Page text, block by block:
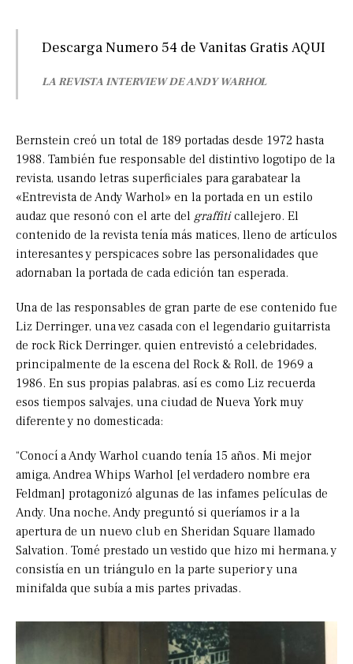
Descarga Numero 54 de Vanitas Gratis AQUI
LA REVISTA INTERVIEW DE ANDY WARHOL
Bernstein creó un total de 189 portadas desde 1972 hasta
1988. También fue responsable del distintivo logotipo de la
revista, usando letras superficiales para garabatear la
«Entrevista de Andy Warhol» en la portada en un estilo
audaz que resonó con el arte del graffiticallejero. El
contenido de la revista tenía más matices, lleno de artículos
interesantes y perspicaces sobre las personalidades que
adornaban la portada de cada edición tan esperada.
Una de las responsables de gran parte de ese contenido fue
Liz Derringer, una vez casada con el legendario guitarrista
de rock Rick Derringer, quien entrevistó a celebridades,
principalmente de la escena del Rock & Roll, de 1969 a
1986. En sus propias palabras, así es como Liz recuerda
esos tiempos salvajes, una ciudad de Nueva York muy
diferente y no domesticada:
“Conocí a Andy Warhol cuando tenía 15 años. Mi mejor
amiga, Andrea Whips Warhol [el verdadero nombre era
Feldman] protagonizó algunas de las infames películas de
Andy. Una noche, Andy preguntó si queríamos ir a la
apertura de un nuevo club en Sheridan Square llamado
Salvation. Tomé prestado un vestido que hizo mi hermana, y
consistía en un triángulo en la parte superior y una
minifalda que subía a mis partes privadas.